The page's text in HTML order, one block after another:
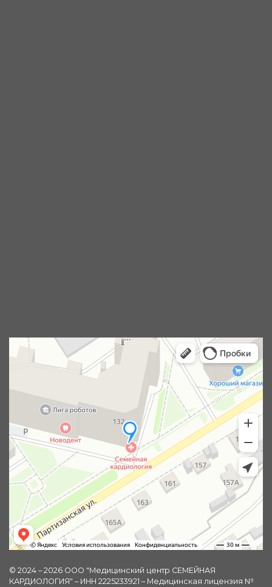
© 2024 – 2026 ООО "Медицинский центр СЕМЕЙНАЯ
КАРДИОЛОГИЯ" – ИНН 2225233921 – Медицинская лицензия №